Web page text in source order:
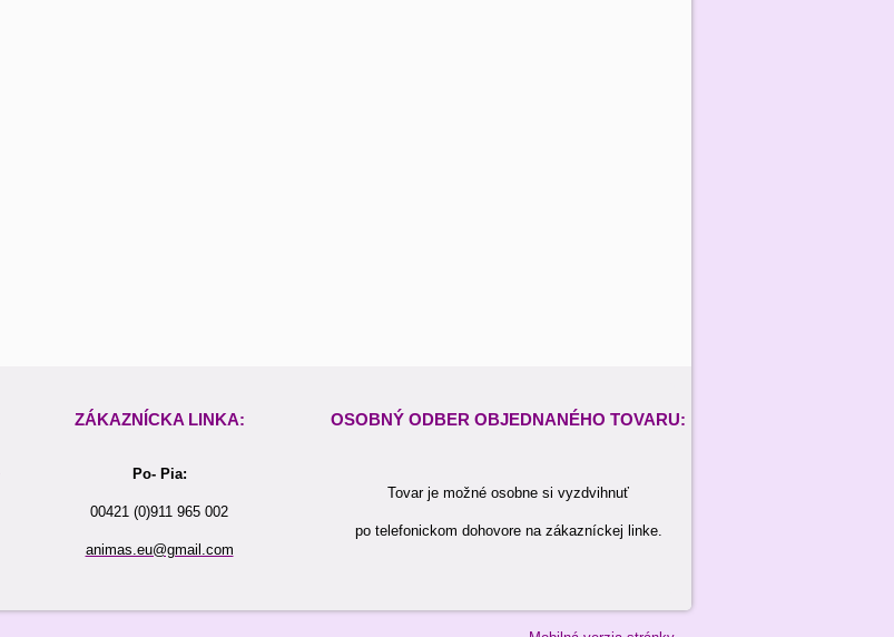
ZÁKAZNÍCKA LINKA: OSOBNÝ ODBER OBJEDNANÉHO TOVARU:
Po- Pia:
00421 (0)911 965 002
animas.eu@gmail.com
Tovar je možné osobne si vyzdvihnuť
po telefonickom dohovore na zákazníckej linke.